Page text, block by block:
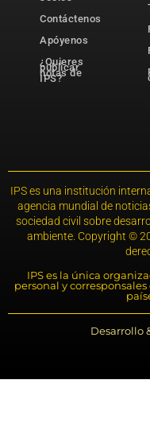
Contáctenos
Apóyenos
¿Quieres
publicar
notas de
IPS?
IPS es una institución
agencia mundial de
sociedad civil sobre
ambiente. Copyright ©
IPS es la única
personal y
Desarrollo